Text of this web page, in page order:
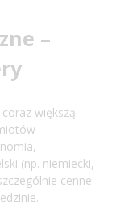
–
większą
(np. niemiecki,
cenne